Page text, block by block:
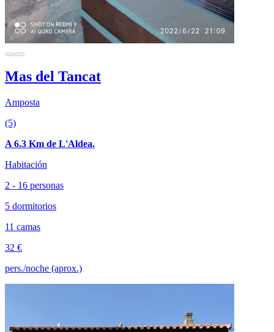
Mas del Tancat
Amposta
(5)
A 6.3 Km de L'Aldea.
Habitación
2 - 16 personas
5 dormitorios
11 camas
32 €
pers./noche (aprox.)